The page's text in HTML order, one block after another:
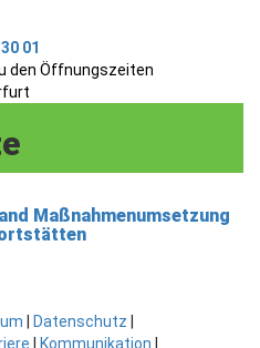
01
den Öffnungszeiten
Maßnahmenumsetzung
| Datenschutz |
| Kommunikation |